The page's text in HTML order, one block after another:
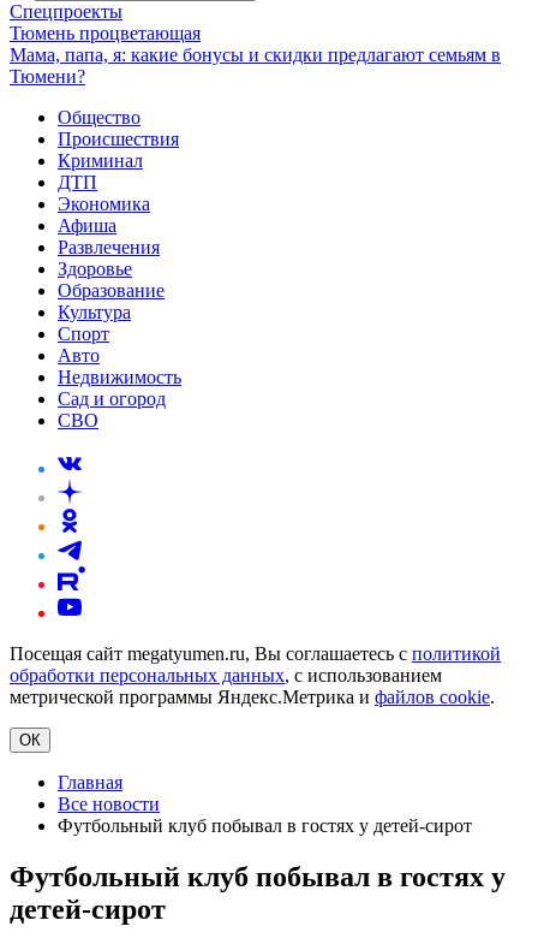
Спецпроекты
Тюмень процветающая
Мама, папа, я: какие бонусы и скидки предлагают семьям в
Тюмени?
Общество
Происшествия
Криминал
ДТП
Экономика
Афиша
Развлечения
Здоровье
Образование
Культура
Спорт
Авто
Недвижимость
Сад и огород
СВО
Посещая сайт megatyumen.ru, Вы соглашаетесь с политикой
обработки персональных данных, с использованием
метрической программы Яндекс.Метрика и файлов cookie.
ОК
Главная
Все новости
Футбольный клуб побывал в гостях у детей-сирот
Футбольный клуб побывал в гостях у
детей-сирот